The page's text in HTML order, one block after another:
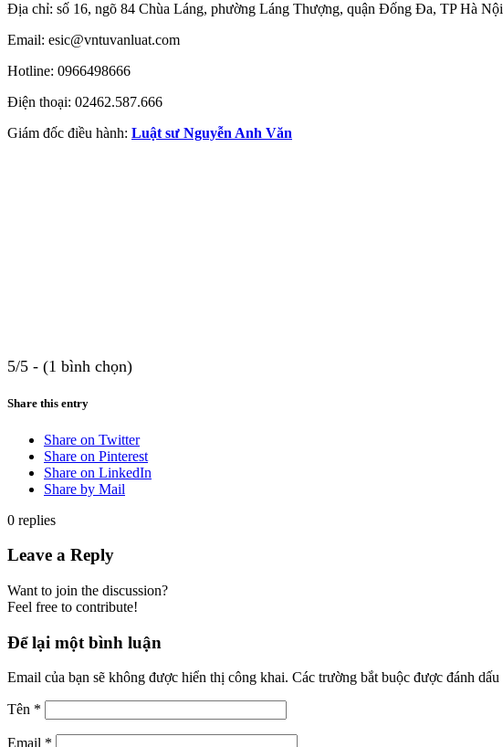
Địa chỉ: số 16, ngõ 84 Chùa Láng, phường Láng Thượng, quận Đống Đa, TP Hà Nội
Email: esic@vntuvanluat.com
Hotline: 0966498666
Điện thoại: 02462.587.666
Giám đốc điều hành: Luật sư Nguyễn Anh Văn
5/5 - (1 bình chọn)
Share this entry
Share on Twitter
Share on Pinterest
Share on LinkedIn
Share by Mail
0 replies
Leave a Reply
Want to join the discussion?
Feel free to contribute!
Để lại một bình luận
Email của bạn sẽ không được hiển thị công khai. Các trường bắt buộc được đánh dấu
Tên *
Email *